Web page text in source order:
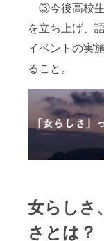
③今後高校
を立ち上げ、
イベントの実
ること。
女らしさ
さとは？